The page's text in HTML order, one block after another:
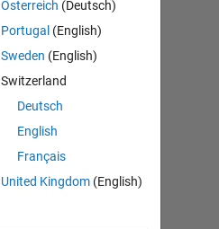
Österreich (Deutsch)
Portugal (English)
Sweden (English)
Switzerland
Deutsch
English
Français
United Kingdom (English)